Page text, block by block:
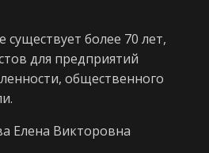
существует более 70 лет,
для предприятий
общественного
Елена Викторовна